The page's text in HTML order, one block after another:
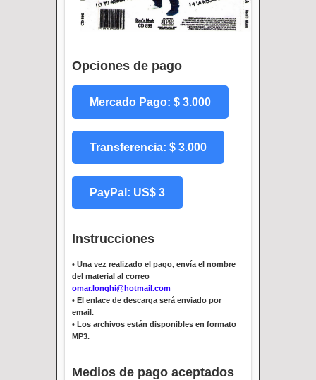
Opciones de pago
Mercado Pago: $ 3.000
Transferencia: $ 3.000
PayPal: US$ 3
Instrucciones
• Una vez realizado el pago, envía el nombre
del material al correo
omar.longhi@hotmail.com
• El enlace de descarga será enviado por
email.
• Los archivos están disponibles en formato
MP3.
Medios de pago aceptados